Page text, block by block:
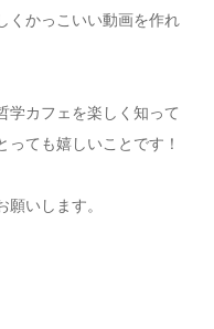
くかっこいい動画を作れ
学カフェを楽しく知って
っても嬉しいことです！
いします。